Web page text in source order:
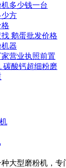
多少钱一台
方
鹅蛋批发价格
器
营业执照前置
碳酸钙超细粉磨
大型磨粉机，